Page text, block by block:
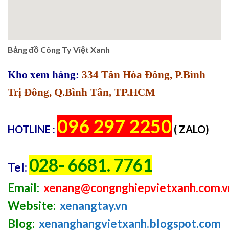
Bảng đồ Công Ty Việt Xanh
Kho xem hàng: 334 Tân Hòa Đông, P.Bình
Trị Đông, Q.Bình Tân, TP.HCM
HOTLINE : 096 297 2250 ( ZALO)
Tel: 028- 6681. 7761
Email:
Website: xenangtay.vn
Blog: xenanghangvietxanh.blogspot.com